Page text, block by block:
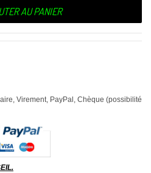
AU PANIER
Virement, PayPal, Chèque (possibilité